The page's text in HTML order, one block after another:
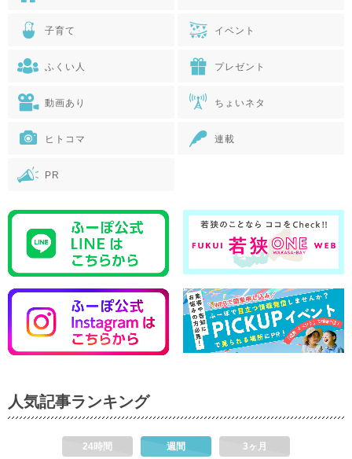
子育て イベント
ふくい人 プレゼント
動画あり ちょいネタ
ヒトコマ 連載
PR
人気記事ランキング
24時間 週間 3ヶ月